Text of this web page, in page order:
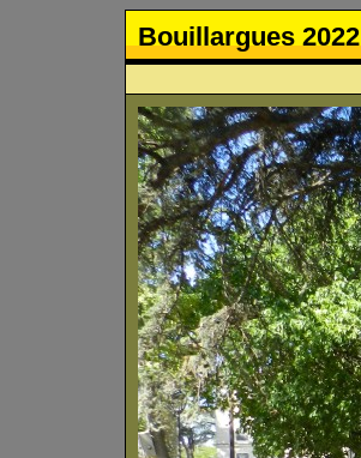
Bouillargues 2022